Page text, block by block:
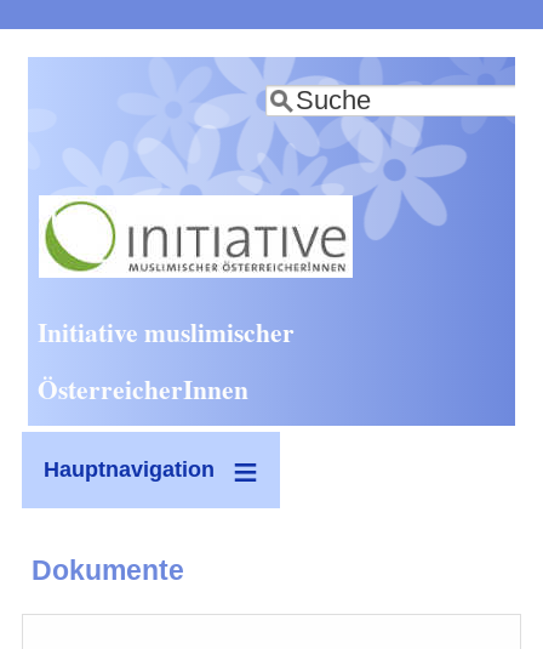
zum
Inhalt
Suche
Initiative muslimischer
ÖsterreicherInnen
Hauptnavigation
Dokumente